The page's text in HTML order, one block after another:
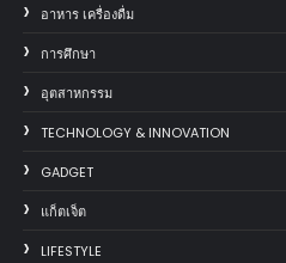
อาหาร เครื่องดื่ม
การศึกษา
อุตสาหกรรม
TECHNOLOGY & INNOVATION
GADGET
แก็ตเจ็ต
LIFESTYLE